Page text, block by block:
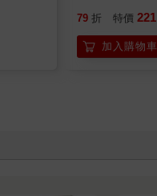
79 折 特價 221
加入購物車